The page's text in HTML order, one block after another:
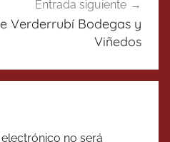
Entrada siguiente
Verderrubí Bodegas y
Viñedos
no será